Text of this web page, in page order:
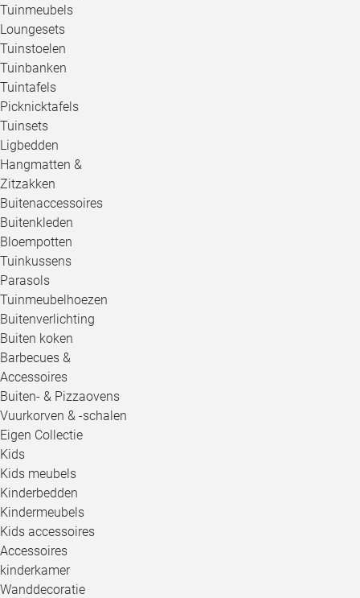
Tuinmeubels
Loungesets
Tuinstoelen
Tuinbanken
Tuintafels
Picknicktafels
Tuinsets
Ligbedden
Hangmatten &
Zitzakken
Buitenaccessoires
Buitenkleden
Bloempotten
Tuinkussens
Parasols
Tuinmeubelhoezen
Buitenverlichting
Buiten koken
Barbecues &
Accessoires
Buiten- & Pizzaovens
Vuurkorven & -schalen
Eigen Collectie
Kids
Kids meubels
Kinderbedden
Kindermeubels
Kids accessoires
Accessoires
kinderkamer
Wanddecoratie